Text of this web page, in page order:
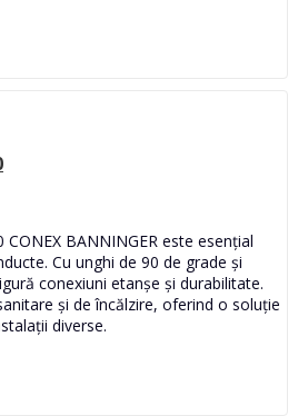
BANNINGER este esențial
Cu unghi de 90 de grade și
conexiuni etanșe și durabilitate.
și de încălzire, oferind o soluție
diverse.